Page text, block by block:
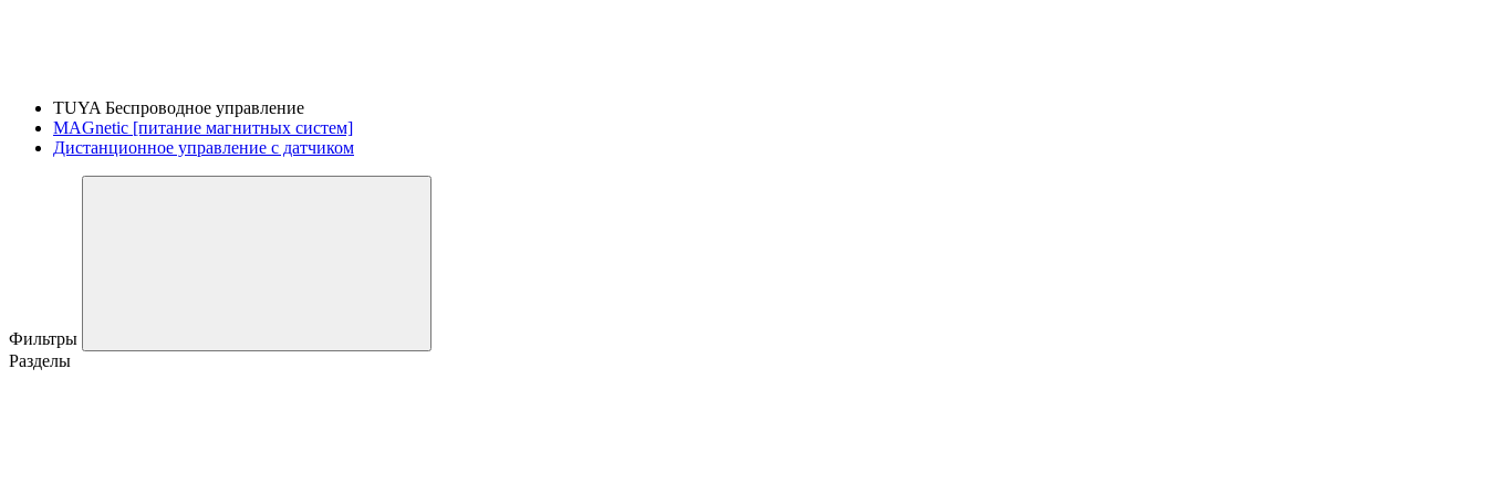
TUYA Беспроводное управление
MAGnetic [питание магнитных систем]
Дистанционное управление с датчиком
Фильтры
Разделы